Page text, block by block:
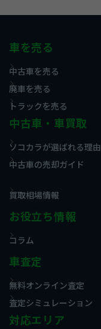
車を売る
中古車を売る
廃車を売る
トラックを売る
中古車・車買取
ソコカラが選ばれる理由
中古車の売却ガイド
買取相場情報
お役立ち情報
コラム
車査定
無料オンライン査定
査定シミュレーション
対応エリア